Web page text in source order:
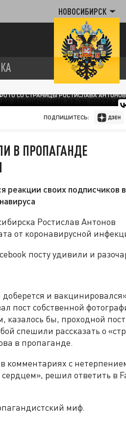
НОВОСИБИРСК
СО СТРАНИЦЫ РОСТИСЛАВА АНТОНОВА
ПОДПИШИТЕСЬ:
В ПРОПАГАНДЕ
реакции своих подписчиков
Ростислав Антонов
от коронавирусной
посту удивили и
и
пост собственной
казалось бы, проходной
спешили рассказать о
в пропаганде.
комментариях с
решил ответить в
миф.